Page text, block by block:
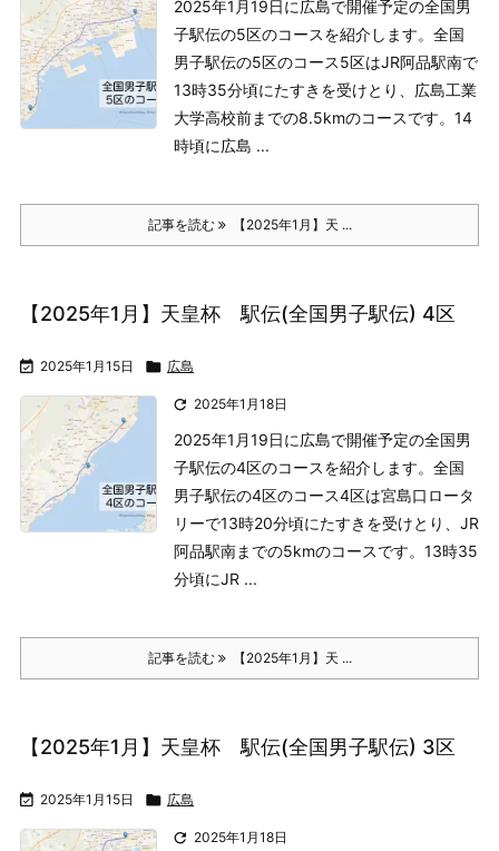
2025年1月19日に広島で開催予定の全国男
子駅伝の5区のコースを紹介します。 全国
男子駅伝の5区のコース5区はJR阿品駅南で
13時35分頃にたすきを受けとり、広島工業
大学高校前までの8.5kmのコースです。14
時頃に広島 ...
記事を読む 【2025年1月】天 ...
【2025年1月】天皇杯 駅伝(全国男子駅伝) 4区
 2025年1月15日  広島
 2025年1月18日
2025年1月19日に広島で開催予定の全国男
子駅伝の4区のコースを紹介します。 全国
男子駅伝の4区のコース4区は宮島口ロータ
リーで13時20分頃にたすきを受けとり、JR
阿品駅南までの5kmのコースです。13時35
分頃にJR ...
記事を読む 【2025年1月】天 ...
【2025年1月】天皇杯 駅伝(全国男子駅伝) 3区
 2025年1月15日  広島
 2025年1月18日